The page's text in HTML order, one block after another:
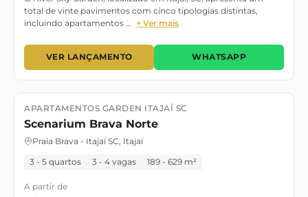
total de vinte pavimentos com cinco tipologias distintas,
incluindo apartamentos … + Ver mais
VER LANÇAMENTO WHATSAPP
Lançamento
APARTAMENTOS GARDEN ITAJAÍ SC
Scenarium Brava Norte
Praia Brava - Itajaí SC, Itajaí
3 - 5 quartos 3 - 4 vagas 189 - 629 m²
A partir de